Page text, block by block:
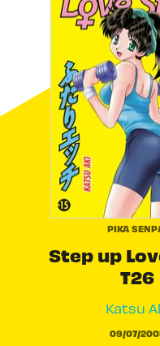
PIKA
Step up
T26
Katsu
09/07/